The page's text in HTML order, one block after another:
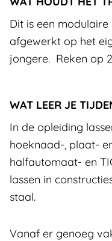
INFORMATIE
Dit is een
afgewerkt op het
jongere. Reken op
WAT LEER JE
In de opleiding
hoeknaad-, plaat-
halfautomaat- en
lassen in
staal.
Vanaf er genoeg